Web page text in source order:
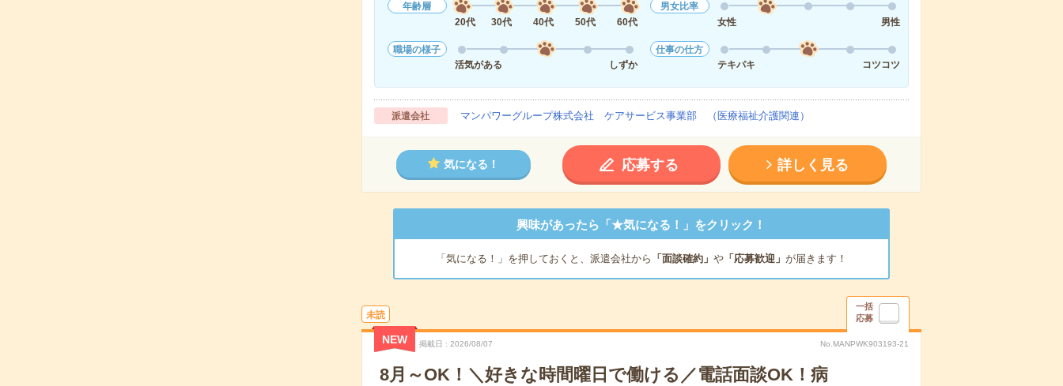
年齢層
20代
30代 40代 50代 60代
男女比率
女性
男性
職場の様子
活気がある
しずか
仕事の仕方
テキパキ
コツコツ
派遣会社 マンパワーグループ株式会社 ケアサービス事業部 （医療福祉介護関連）
気になる！ 応募する 詳しく見る
興味があったら「★気になる！」をクリック！
「気になる！」を押しておくと、派遣会社から 「面談確約」 や「応募歓迎」 が届きます！
未読
一括
応募
NEW 掲載日 2026/08/07 No.MANPWK903193-21
8月～OK！＼好きな時間曜日で働ける／電話面談OK！病